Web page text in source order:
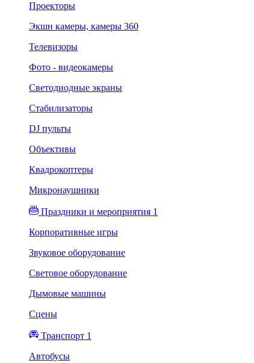
Проекторы
Экшн камеры, камеры 360
Телевизоры
Фото - видеокамеры
Светодиодные экраны
Стабилизаторы
DJ пульты
Объективы
Квадрокоптеры
Микронаушники
Праздники и мероприятия 1
Корпоративные игры
Звуковое оборудование
Световое оборудование
Дымовые машины
Сцены
Транспорт 1
Автобусы